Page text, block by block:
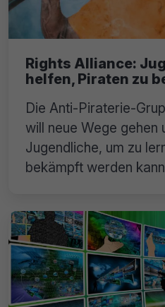
Rights Alliance:
helfen, Piraten zu
Die Anti-Piraterie-
will neue Wege gehen
Jugendliche, um zu
bekämpft werden